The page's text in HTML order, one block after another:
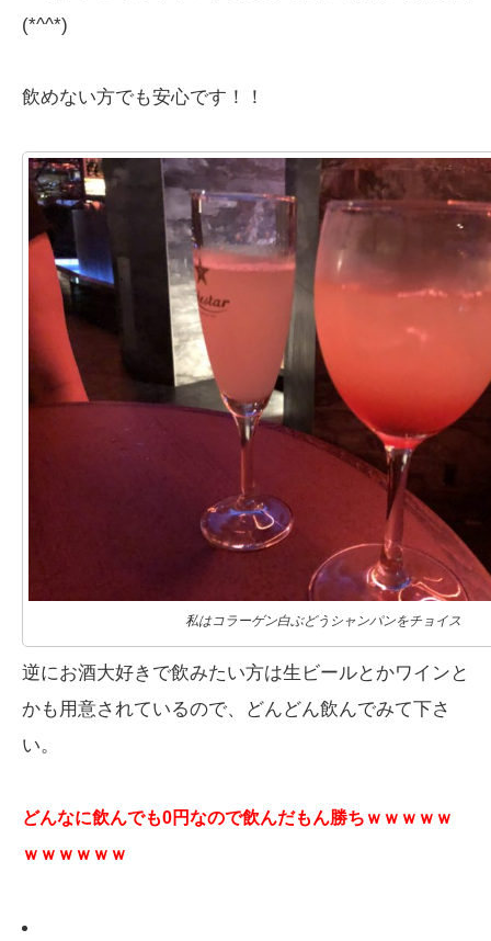
(*^^*)
飲めない方でも安心です！！
私はコラーゲン白ぶどうシャンパンをチョイス
逆にお酒大好きで飲みたい方は生ビールとかワインと
かも用意されているので、どんどん飲んでみて下さ
い。
どんなに飲んでも0円なので飲んだもん勝ちｗｗｗｗｗ
ｗｗｗｗｗｗ